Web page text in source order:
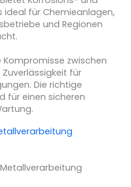
ideal für Chemieanlagen,
und Regionen
zwischen
für
Die richtige
für einen sicheren